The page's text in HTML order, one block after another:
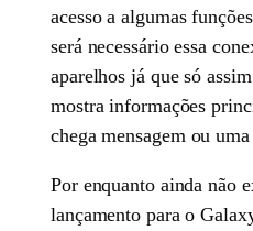
acesso a algumas
será necessário essa
aparelhos já que só
mostra informações
chega mensagem ou
Por enquanto ainda não
lançamento para o